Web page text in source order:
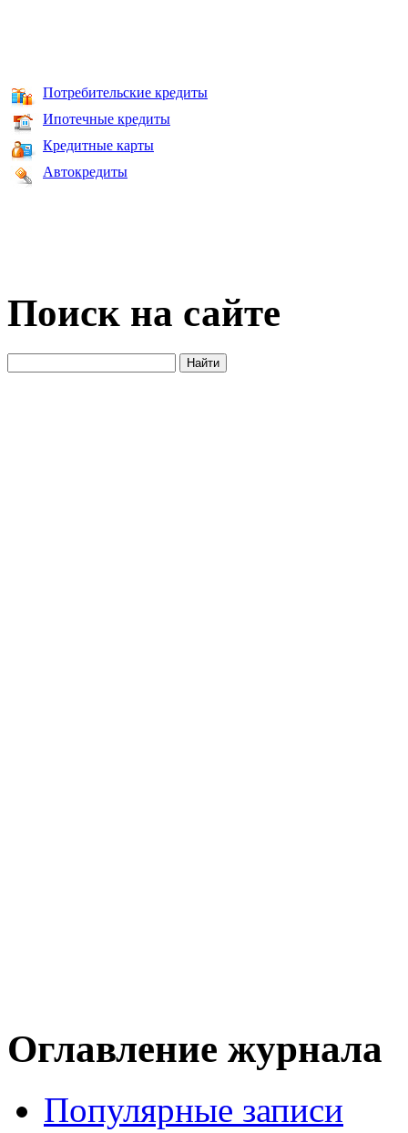
Потребительские кредиты
Ипотечные кредиты
Кредитные карты
Автокредиты
Поиск на сайте
Оглавление журнала
Популярные записи